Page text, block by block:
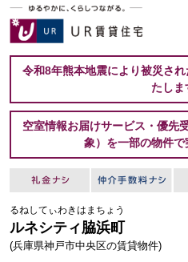
令和8年熊本地震により被災さ
たしま
空室情報お届けサービス・優先
象）を一部の物件で
るねしてぃわきはまちょう
ルネシティ脇浜町
(兵庫県神戸市中央区の賃貸物件)